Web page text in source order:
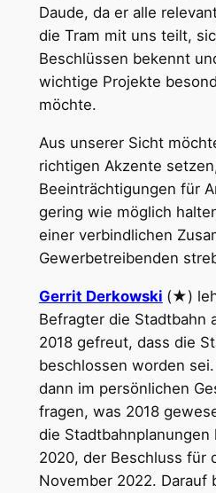
Daude, da er alle
die Tram mit uns teilt,
Beschlüssen bekennt
wichtige Projekte
möchte.
Aus unserer Sicht
richtigen Akzente
Beeinträchtigungen für
gering wie möglich
einer verbindlichen
Gewerbetreibenden
Gerrit Derkowski (★)
Befragter die Stadtbahn
2018 gefreut, dass die
beschlossen worden
dann im persönlichen
fragen, was 2018
die
2020, der Beschluss für
November 2022. Darauf